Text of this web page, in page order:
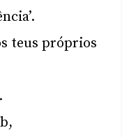
teus próprios